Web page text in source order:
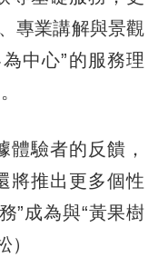
專業講解與景觀
中心”的服務理
驗者的反饋，
將推出更多個性
”成為與“黃果樹
）